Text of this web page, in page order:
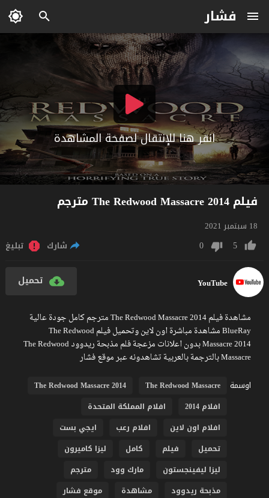
فشار
انقر هنا للإنتقال لصفحة المشاهدة
فيلم The Redwood Massacre 2014 مترجم
18 سبتمبر 2021
5
0 شارك تبليغ
YouTube تحميل
مشاهدة فيلم The Redwood Massacre 2014 مترجم كامل جودة عالية
BlueRay مشاهدة مباشرة اون لاين وتحميل فيلم The Redwood
Massacre 2014 بدون اعلانات مزعجة فلم مذبحة ريدوود The Redwood
Massacre بالترجمة بالعربية تشاهدونه عبر موقع فشار
اوسمة
The Redwood Massacre
The Redwood Massacre 2014
افلام 2014
افلام المملكة المتحدة
افلام اون لاين
افلام رعب
ايجي بست
تحميل
فيلم كامل
ليزا كاميرون
ليزا ليفينجستون
مارك وود
مترجم
مذبحة ريدوود
مشاهدة موقع فشار